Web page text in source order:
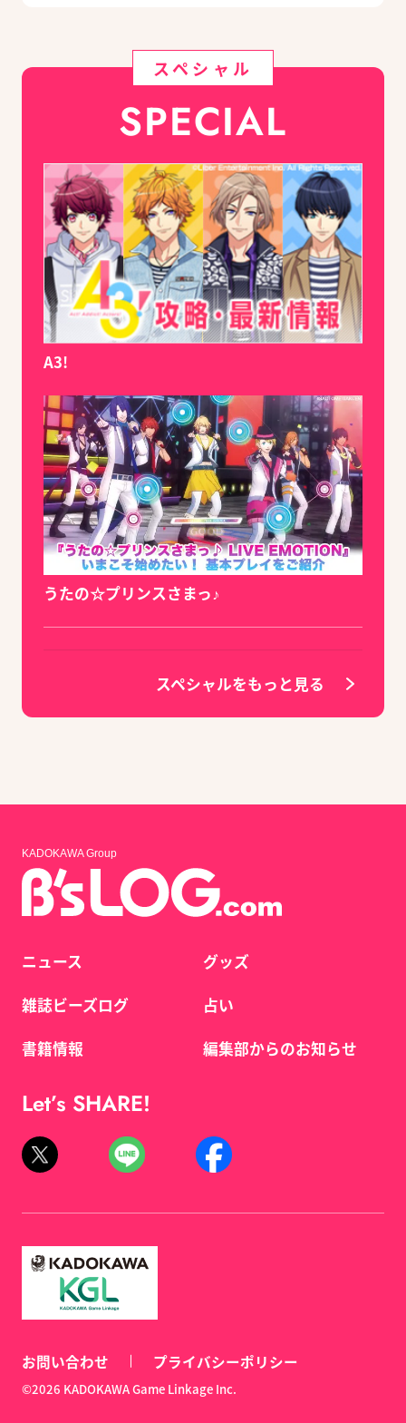
スペシャル
SPECIAL
A3!
うたの☆プリンスさまっ♪
スペシャルをもっと見る
KADOKAWA Group
ニュース
雑誌ビーズログ
書籍情報
グッズ
占い
編集部からのお知らせ
Let’s SHARE!
お問い合わせ プライバシーポリシー
©2026 KADOKAWA Game Linkage Inc.